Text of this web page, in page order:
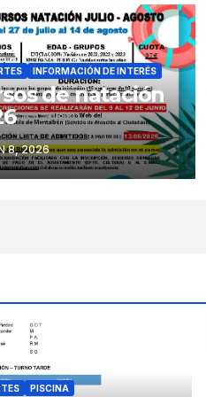
INFORMACIÓN DE INTERÉS
de natación
8, 2026
PISCINA